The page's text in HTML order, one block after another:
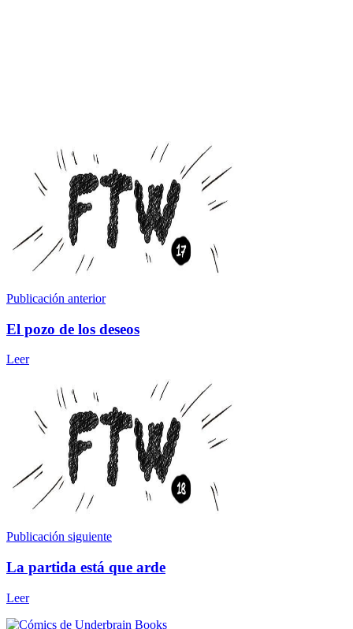
Publicación anterior
El pozo de los deseos
Leer
Publicación siguiente
La partida está que arde
Leer